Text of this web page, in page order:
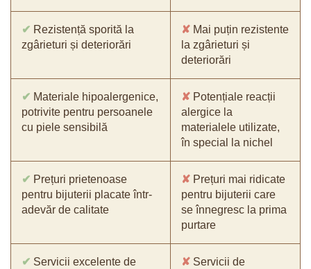
✔ Rezistență sporită la
zgârieturi și deteriorări
✘ Mai puțin rezistente
la zgârieturi și
deteriorări
✔ Materiale hipoalergenice,
potrivite pentru persoanele
cu piele sensibilă
✘ Potențiale reacții
alergice la
materialele utilizate,
în special la nichel
✔ Prețuri prietenoase
pentru bijuterii placate într-
adevăr de calitate
✘ Prețuri mai ridicate
pentru bijuterii care
se înnegresc la prima
purtare
✔ Servicii excelente de
✘ Servicii de